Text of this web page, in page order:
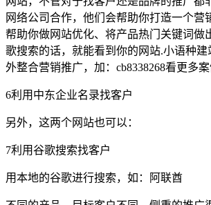
网络公司合作，他们会帮助你打造一个营
帮助你做网站优化、将产品热门关键词做
歌搜索的话，就能看到你的网站.小语种
外整合营销推广，加：cb8338268看更多
6利用中东企业名录找客户
另外，这两个网站也可以：
7利用谷歌搜索找客户
用本地的谷歌进行搜索，如：阿联酋